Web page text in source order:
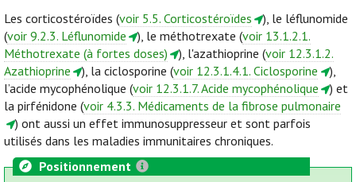
Les corticostéroïdes (voir 5.5. Corticostéroïdes
), le léflunomide
(voir 9.2.3. Léflunomide ), le méthotrexate (voir 13.1.2.1.
Méthotrexate (à fortes doses)
), l'azathioprine (voir 12.3.1.2.
Azathioprine
), la ciclosporine (voir 12.3.1.4.1. Ciclosporine
),
l’acide mycophénolique (voir 12.3.1.7. Acide mycophénolique
) et
la pirfénidone (voir 4.3.3. Médicaments de la fibrose pulmonaire
) ont aussi un effet immunosuppresseur et sont parfois
utilisés dans les maladies immunitaires chroniques.
Positionnement